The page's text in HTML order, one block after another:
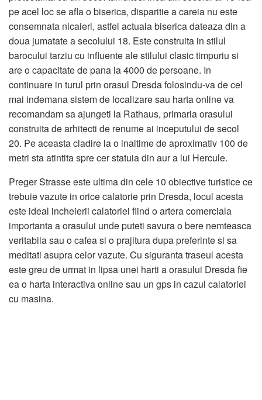
pe acel loc se afla o biserica, disparitie a careia nu este
consemnata nicaieri, astfel actuala biserica dateaza din a
doua jumatate a secolului 18. Este construita in stilul
barocului tarziu cu influente ale stilului clasic timpuriu si
are o capacitate de pana la 4000 de persoane. In
continuare in turul prin orasul Dresda folosindu-va de cel
mai indemana sistem de localizare sau harta online va
recomandam sa ajungeti la Rathaus, primaria orasului
construita de arhitecti de renume ai inceputului de secol
20. Pe aceasta cladire la o inaltime de aproximativ 100 de
metri sta atintita spre cer statuia din aur a lui Hercule.
Preger Strasse este ultima din cele 10 obiective turistice ce
trebuie vazute in orice calatorie prin Dresda, locul acesta
este ideal incheierii calatoriei fiind o artera comerciala
importanta a orasului unde puteti savura o bere nemteasca
veritabila sau o cafea si o prajitura dupa preferinte si sa
meditati asupra celor vazute. Cu siguranta traseul acesta
este greu de urmat in lipsa unei harti a orasului Dresda fie
ea o harta interactiva online sau un gps in cazul calatoriei
cu masina.